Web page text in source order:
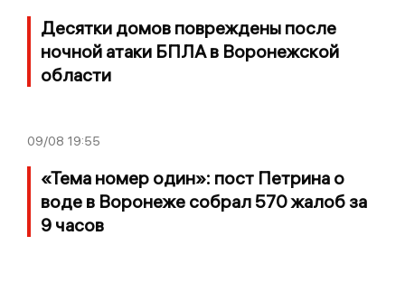
Десятки домов повреждены после
ночной атаки БПЛА в Воронежской
области
09/08 19:55
«Тема номер один»: пост Петрина о
воде в Воронеже собрал 570 жалоб за
9 часов